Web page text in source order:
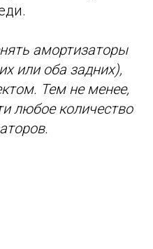
амортизаторы
или оба задних),
Тем не менее,
любое количество